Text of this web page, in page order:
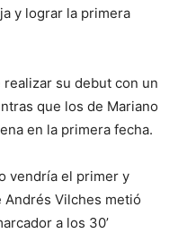
y lograr la primera
su debut con un
que los de Mariano
en la primera fecha.
vendría el primer y
Andrés Vilches metió
a los 30’